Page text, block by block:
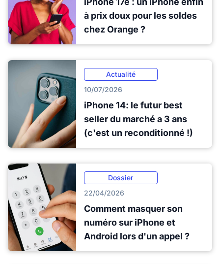
à prix doux pour les soldes
chez Orange ?
Actualité
10/07/2026
iPhone 14: le futur best
seller du marché a 3 ans
(c'est un reconditionné !)
Dossier
22/04/2026
Comment masquer son
numéro sur iPhone et
Android lors d'un appel ?